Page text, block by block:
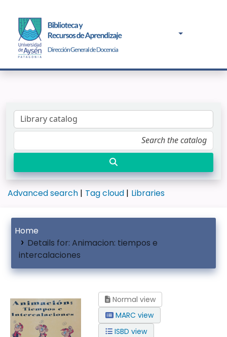
Advanced search Tag cloud Libraries
Home
Details for:Animacion: tiempos e
intercalaciones
Normal view
MARC view
ISBD view